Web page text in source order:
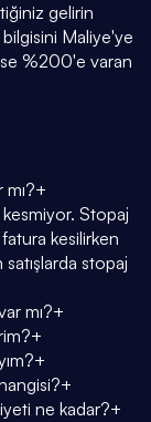
gelirin
bilgisini Maliye'ye
%200'e varan
+
Stopaj
kesilirken
stopaj
mı?+
+
+
+
ne kadar?+